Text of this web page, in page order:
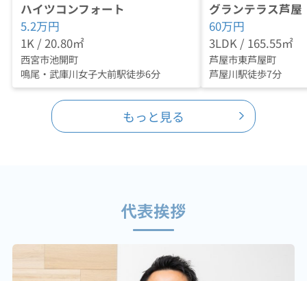
ハイツコンフォート
5.2万円
1K / 20.80㎡
西宮市池開町
鳴尾・武庫川女子大前駅徒歩6分
グランテラス芦屋
60万円
3LDK / 165.55㎡
芦屋市東芦屋町
芦屋川駅徒歩7分
もっと見る
代表挨拶